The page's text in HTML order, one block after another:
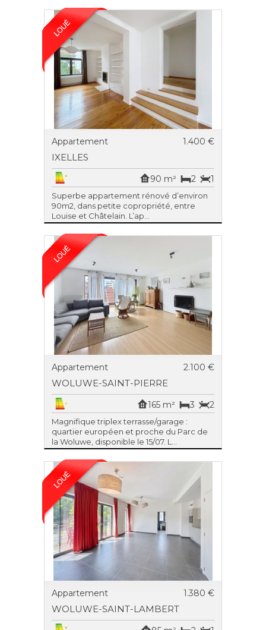
Appartement 1.400 €
IXELLES
1
2
90 m²
Superbe appartement rénové d’environ
90m2, dans petite copropriété, entre
Louise et Châtelain. L’ap...
Appartement 2.100 €
WOLUWE-SAINT-PIERRE
2
3
165 m²
Magnifique triplex terrasse/garage :
quartier européen et proche du Parc de
la Woluwe, disponible le 15/07. L...
Appartement 1.380 €
WOLUWE-SAINT-LAMBERT